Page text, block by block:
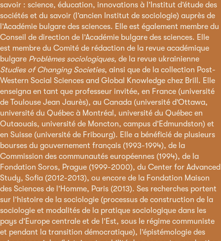
savoir : science, éducation, innovations à l’Institut d’étude des
sociétés et du savoir (l’ancien Institut de sociologie) auprès de
l’Académie bulgare des sciences. Elle est également membre du
Conseil de direction de l’Académie bulgare des sciences. Elle
est membre du Comité de rédaction de la revue académique
bulgare Problèmes sociologiques, de la revue ukrainienne
Studies of Changing Societies, ainsi que de la collection Post-
Western Social Sciences and Global Knowledge chez Brill. Elle
enseigna en tant que professeur invitée, en France (université
de Toulouse Jean Jaurès), au Canada (université d’Ottawa,
université du Québec à Montréal, université du Québec en
Outaouais, université de Moncton, campus d’Edmundston) et
en Suisse (université de Fribourg). Elle a bénéficié de plusieurs
bourses du gouvernement français (1993-1994), de la
Commission des communautés européennes (1994), de la
Fondation Soros, Prague (1999-2000), du Center for Advanced
Study, Sofia (2012-2013), ou encore de la Fondation Maison
des Sciences de l’Homme, Paris (2013). Ses recherches portent
sur l’histoire de la sociologie (processus de construction de la
sociologie et modalités de la pratique sociologique dans les
pays d’Europe centrale et de l’Est, sous le régime communiste
et pendant la transition démocratique), l’épistémologie des